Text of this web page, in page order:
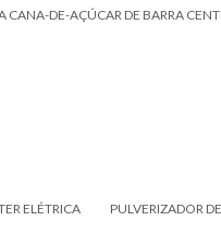
CANA-DE-AÇÚCAR DE BARRA
ELÉTRICA PULVERIZADOR